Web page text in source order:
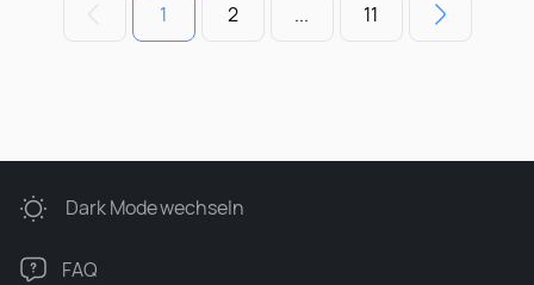
1 2 ... 11
Dark Modewechseln
FAQ